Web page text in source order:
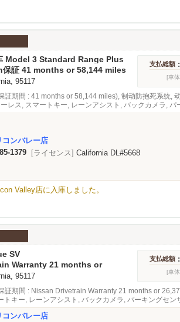
Model 3 Standard Range Plus
証 41 months or 58,144 miles
95117
支払総額
[車
証期間 : 41 months or 58,144 miles), 制动防抱死系统,
レス, スマートキー, レーンアシスト, バックカメラ,
, 緊急ブレーキシステム, 音频, 导航, 天窗, 室内皮革
コンバレー店
1379 [ライセンス] California DL#5668
Valley店に入庫しました。
SV
Warranty 21 months or
95117
支払総額
[車
証期間 : Nissan Drivetrain Warranty 21 months or
トキー, レーンアシスト, バックカメラ, パーキングセ
システム, 音频
コンバレー店